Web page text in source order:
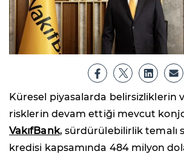
Küresel piyasalarda belirsizliklerin
risklerin devam ettiği mevcut
VakıfBank, sürdürülebilirlik temalı
kredisi kapsamında 484 milyon